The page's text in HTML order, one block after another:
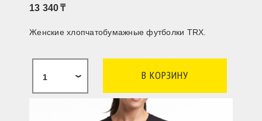
13 340
Женские хлопчатобумажные футболки TRX.
1